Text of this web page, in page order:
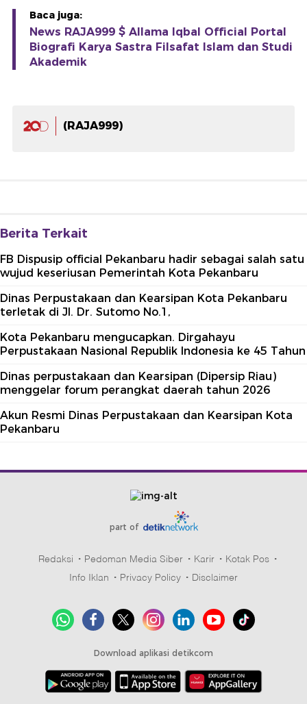
Baca juga:
News RAJA999 $ Allama Iqbal Official Portal
Biografi Karya Sastra Filsafat Islam dan Studi
Akademik
(RAJA999)
Berita Terkait
FB Dispusip official Pekanbaru hadir sebagai salah satu
wujud keseriusan Pemerintah Kota Pekanbaru
Dinas Perpustakaan dan Kearsipan Kota Pekanbaru
terletak di Jl. Dr. Sutomo No.1,
Kota Pekanbaru mengucapkan. Dirgahayu
Perpustakaan Nasional Republik Indonesia ke 45 Tahun
Dinas perpustakaan dan Kearsipan (Dipersip Riau)
menggelar forum perangkat daerah tahun 2026
Akun Resmi Dinas Perpustakaan dan Kearsipan Kota
Pekanbaru
part of
Redaksi Pedoman Media Siber Karir
Kotak Pos
Info Iklan
Privacy Policy Disclaimer
Download aplikasi detikcom